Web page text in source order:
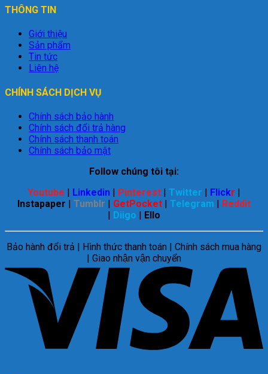
THÔNG TIN
Giới thiệu
Sản phẩm
Tin tức
Liên hệ
CHÍNH SÁCH DỊCH VỤ
Chính sách bảo hành
Chính sách đổi trả hàng
Chính sách thanh toán
Chính sách bảo mật
Follow chúng tôi tại:
Youtube | Linkedin | Pinterest | Twitter | Flickr |
Instapaper | Tumblr | GetPocket | Telegram | Reddit
| Diigo | Ello
Bảo hành đổi trả | Hình thức thanh toán | Chính sách mua hàng
| Giao nhận vận chuyển